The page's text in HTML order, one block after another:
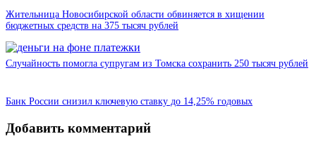
Жительница Новосибирской области обвиняется в хищении
бюджетных средств на 375 тысяч рублей
Случайность помогла супругам из Томска сохранить 250 тысяч рублей
Банк России снизил ключевую ставку до 14,25% годовых
Добавить комментарий